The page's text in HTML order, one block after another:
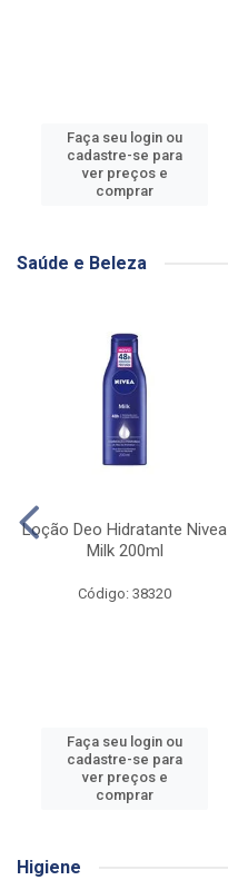
Faça seu login ou
cadastre-se para
ver preços e
comprar
Saúde e Beleza
Loção Deo Hidratante Nivea
Milk 200ml
Código: 38320
Faça seu login ou
cadastre-se para
ver preços e
comprar
Higiene